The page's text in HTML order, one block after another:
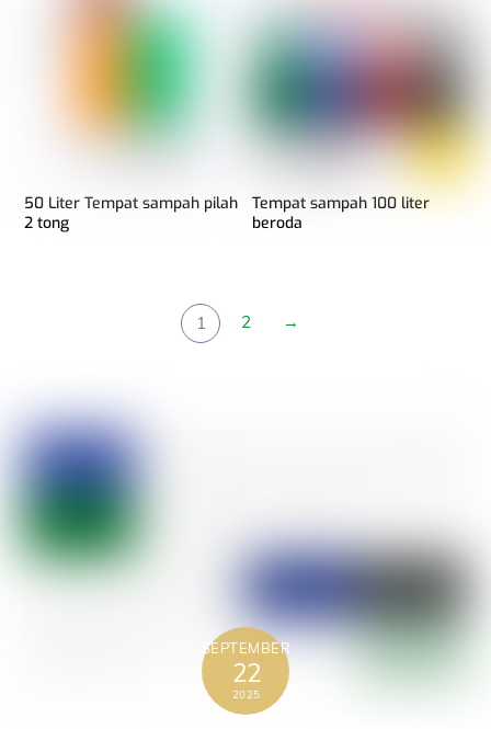
50 Liter Tempat sampah pilah
2 tong
Tempat sampah 100 liter
beroda
1 2 →
SEPTEMBER
22
2025